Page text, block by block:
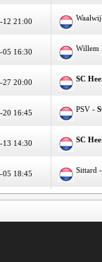
12 21:00
05 16:30
27 20:00 SC
20 16:45 PSV -
13 14:30 SC
05 18:45 Sittard